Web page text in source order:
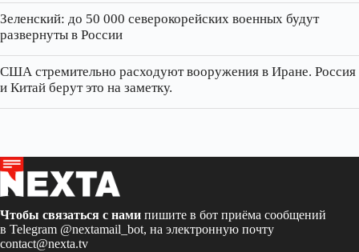
Зеленский: до 50 000 северокорейских военных будут
развернуты в России
США стремительно расходуют вооружения в Иране. Россия
и Китай берут это на заметку.
Чтобы связаться с нами пишите в бот приёма сообщений
в Telegram @nextamail_bot, на электронную почту
contact@nexta.tv